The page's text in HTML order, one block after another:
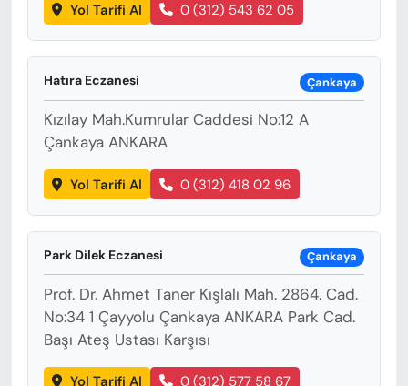
Yol Tarifi Al 0 (312) 543 62 05
Hatıra Eczanesi Çankaya
Kızılay Mah.Kumrular Caddesi No:12 A
Çankaya ANKARA
Yol Tarifi Al 0 (312) 418 02 96
Park Dilek Eczanesi Çankaya
Prof. Dr. Ahmet Taner Kışlalı Mah. 2864. Cad.
No:34 1 Çayyolu Çankaya ANKARA Park Cad.
Başı Ateş Ustası Karşısı
Yol Tarifi Al 0 (312) 577 58 67